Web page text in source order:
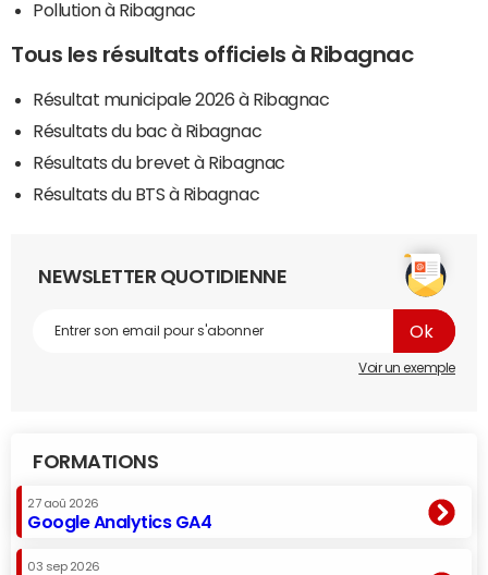
Pollution à Ribagnac
Tous les résultats officiels à Ribagnac
Résultat municipale 2026 à Ribagnac
Résultats du bac à Ribagnac
Résultats du brevet à Ribagnac
Résultats du BTS à Ribagnac
NEWSLETTER QUOTIDIENNE
Voir un exemple
FORMATIONS
27 aoû 2026
Google Analytics GA4
03 sep 2026